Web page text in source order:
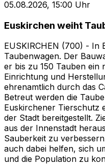
05.08.2026, 15:00 Uhr
Euskirchen weiht
EUSKIRCHEN (700) - In
Taubenwagen. Der
er bis zu 150 Tauben ein
Einrichtung und
ehrenamtlich durch das
Betreut werden die
Euskirchener Tierschutz
der Stadt bereitgestellt.
aus der Innenstadt
Sauberkeit zu
auch dabei helfen, sich
und die Population zu